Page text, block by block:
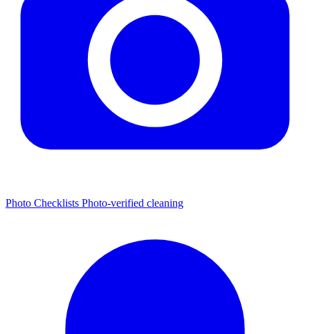
Photo Checklists Photo-verified cleaning